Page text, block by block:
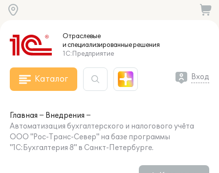
Отраслевые
и специализированныерешения
1С:Предприятие
Каталог Вход
Главная
Внедрения
Автоматизация бухгалтерского и налогового учёта
ООО "Рос-Транс-Север" на базе программы
"1С:Бухгалтерия 8" в Санкт-Петербурге.